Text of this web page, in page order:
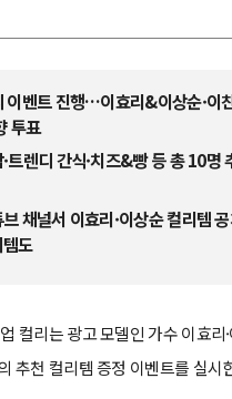
이벤트 진행…이효리&이상순·이
투표
트렌디 간식·치즈&빵 등 총 10명
채널서 이효리·이상순 컬리템
도
컬리는 광고 모델인 가수 이효리
추천 컬리템 증정 이벤트를 실시